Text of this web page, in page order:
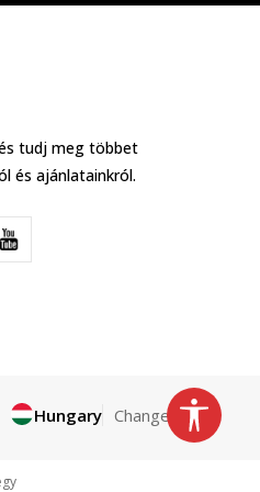
tudj meg többet
és ajánlatainkról.
Hungary Change